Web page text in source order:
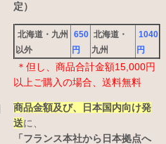
定）
北海道・九州
以外
650
円
北海道・
九州
1040
円
＊但し、商品合計金額15,000円
以上ご購入の場合、送料無料
商品金額及び、日本国内向け発
送に、
「フランス本社から日本拠点へ